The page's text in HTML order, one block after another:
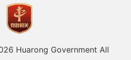
Huarong Government All